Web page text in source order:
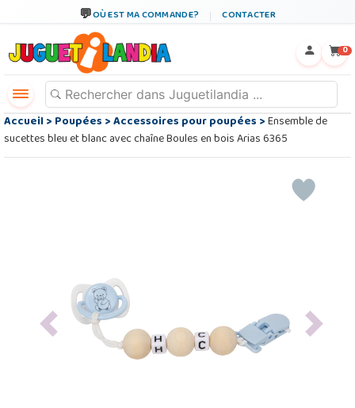
OÙ EST MA COMMANDE? CONTACTER
0
Accueil>Poupées>Accessoires pour poupées>Ensemble de
sucettes bleu et blanc avec chaîne Boules en bois Arias 6365
Previous Next